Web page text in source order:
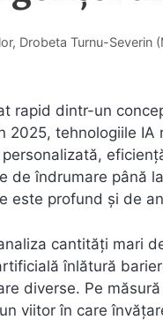
Drobeta Turnu-Severin
rapid dintr-un
2025, tehnologiile
de îndrumare până
este profund și de
cantități mari
înlătură
diverse. Pe
viitor în care